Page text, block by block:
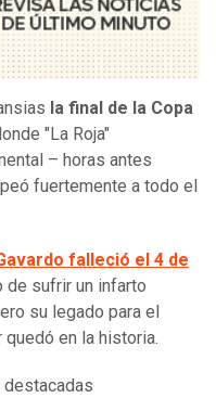
la final de la Copa
"La Roja"
– horas antes
fuertemente a todo el
falleció el 4 de
de sufrir un infarto
su legado para el
en la historia.
destacadas